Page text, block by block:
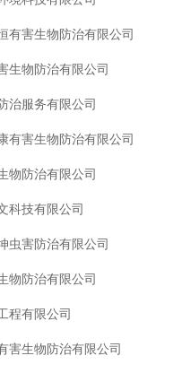
有害生物防治有限公司
生物防治有限公司
治服务有限公司
有害生物防治有限公司
物防治有限公司
科技有限公司
虫害防治有限公司
物防治有限公司
程有限公司
害生物防治有限公司